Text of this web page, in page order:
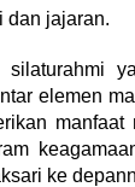
dan jajaran.
elemen
manfaat
ke